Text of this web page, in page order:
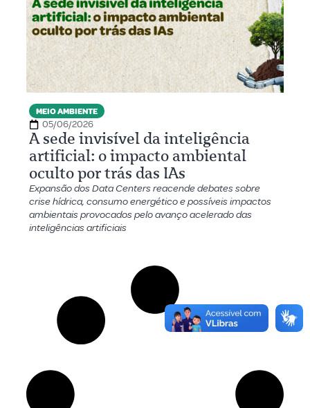
MEIO AMBIENTE
05/06/2026
A sede invisível da inteligência
artificial: o impacto ambiental
oculto por trás das IAs
Expansão dos Data Centers reacende debates sobre
crise hídrica, consumo energético e possíveis impactos
ambientais provocados pelo avanço acelerado das
inteligências artificiais